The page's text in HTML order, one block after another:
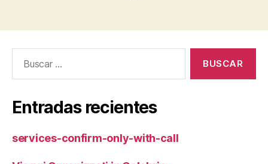
Entradas recientes
services-confirm-only-with-call